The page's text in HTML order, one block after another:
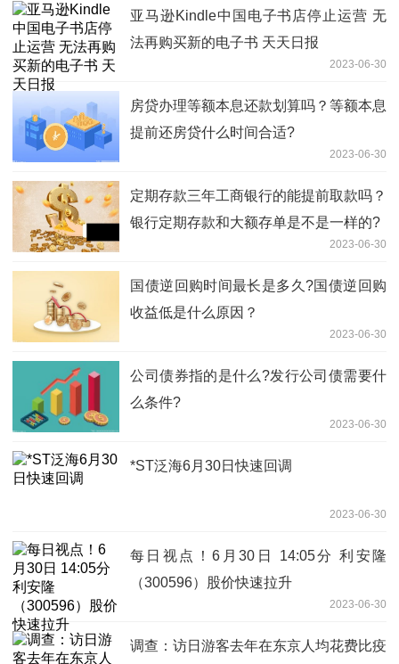
亚马逊Kindle中国电子书店停止运营 无
法再购买新的电子书 天天日报
2023-06-30
房贷办理等额本息还款划算吗？等额本息
提前还房贷什么时间合适?
2023-06-30
定期存款三年工商银行的能提前取款吗？
银行定期存款和大额存单是不是一样的?
2023-06-30
​国债逆回购时间最长是多久?国债逆回购
收益低是什么原因？
2023-06-30
​公司债券指的是什么?发行公司债需要什
么条件?
2023-06-30
*ST泛海6月30日快速回调
2023-06-30
每日视点！6月30日 14:05分 利安隆
（300596）股价快速拉升
2023-06-30
调查：访日游客去年在东京人均花费比疫